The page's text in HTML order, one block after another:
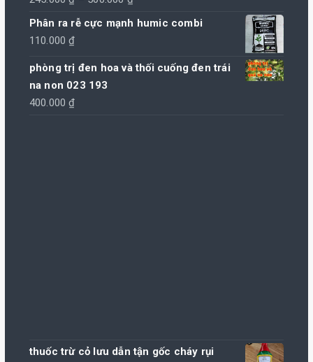
giá:
đến
Phân ra rễ cực mạnh humic combi
110.000₫
phòng trị đen hoa và thối cuống đen trái
na non 023 193
400.000₫
thuốc trừ cỏ lưu dẫn tận gốc cháy rụi